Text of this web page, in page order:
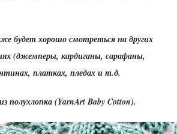
будет хорошо смотреться на других
(джемперы, кардиганы, сарафаны,
платках, пледах и т.д.
полухлопка (YarnArt Baby Cotton).